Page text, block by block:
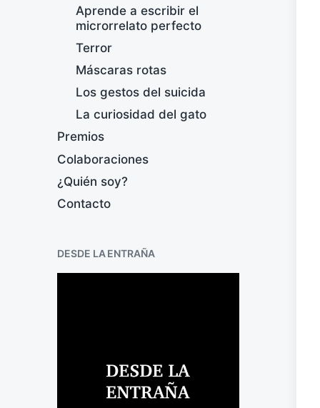
Aprende a escribir el
microrrelato perfecto
Terror
Máscaras rotas
Los gestos del suicida
La curiosidad del gato
Premios
Colaboraciones
¿Quién soy?
Contacto
DESDE LA ENTRAÑA